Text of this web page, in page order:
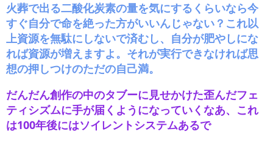
火葬で出る二酸化炭素の量を気にするくらいなら今
すぐ自分で命を絶った方がいいんじゃない？これ以
上資源を無駄にしないで済むし、自分が肥やしにな
れば資源が増えますよ。それが実行できなければ思
想の押しつけのただの自己満。
だんだん創作の中のタブーに見せかけた歪んだフェ
ティシズムに手が届くようになっていくなあ、これ
は100年後にはソイレントシステムあるで